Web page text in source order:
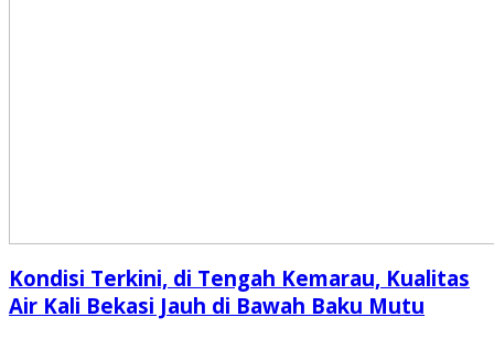
Kondisi Terkini, di Tengah Kemarau, Kualitas
Air Kali Bekasi Jauh di Bawah Baku Mutu